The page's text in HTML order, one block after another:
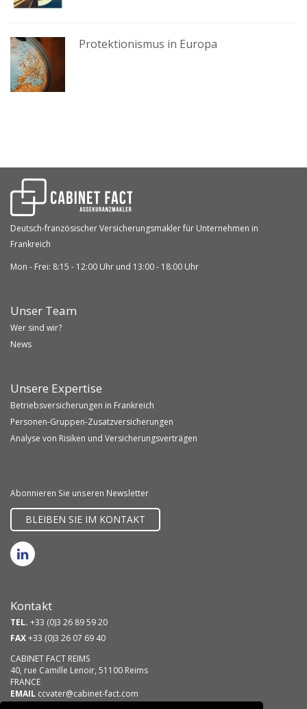
Protektionismus in Europa
Deutsch-französischer Versicherungsmakler für Unternehmen in
Frankreich
Mon - Frei: 8:15 - 12:00 Uhr und 13:00 - 18:00 Uhr
Unser Team
Wer sind wir?
News
Unsere Expertise
Betriebsversicherungen in Frankreich
Personen-Gruppen-Zusatzversicherungen
Analyse von Risiken und Versicherungsverträgen
Abonnieren Sie unseren Newsletter
BLEIBEN SIE IM KONTAKT
Kontakt
TEL. +33 (0)3 26 89 59 20
FAX+33 (0)3 26 07 69 40
CABINET FACT REIMS
40, rue Camille Lenoir, 51100 Reims
FRANCE
EMAIL ccvater@cabinet-fact.com